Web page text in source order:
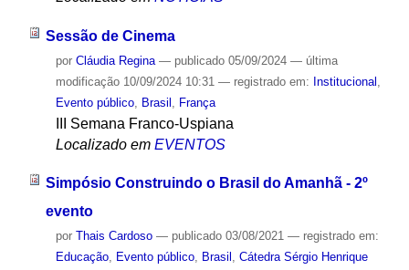
Sessão de Cinema
por Cláudia Regina — publicado05/09/2024 — última
modificação10/09/2024 10:31 — registrado em: Institucional
Evento público, Brasil França
III Semana Franco-Uspiana
Localizado em EVENTOS
Simpósio Construindo o Brasil do Amanhã - 2º
evento
por Thais Cardoso — publicado03/08/2021 — registrado em:
Educação, Evento público, Brasil , Cátedra Sérgio Henrique